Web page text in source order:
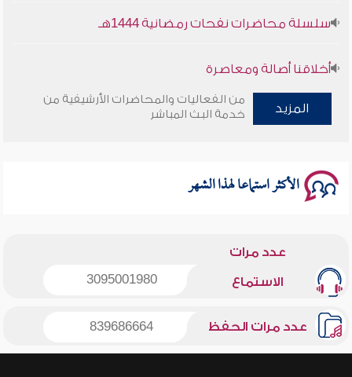
سلسلة محاضرات نفحات رمضانية 1444هـ
أخلاقنا أصالة ومعاصرة
وأمنهم من خوف 9
المزيد
من الفعاليات والمحاضرات الأرشيفية من
خدمة البث المباشر
الأكثر استماعا لهذا الشهر
عدد مرات
الاستماع 3095001980
عدد مرات الحفظ 839686664